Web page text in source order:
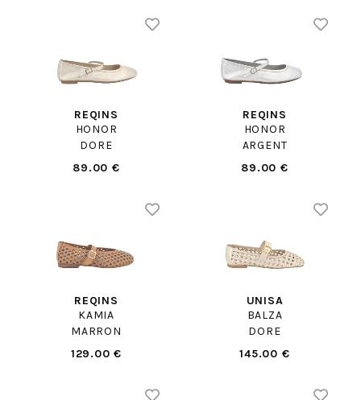
REQINS
HONOR
DORE
89.00 €
REQINS
HONOR
ARGENT
89.00 €
REQINS
KAMIA
MARRON
129.00 €
UNISA
BALZA
DORE
145.00 €